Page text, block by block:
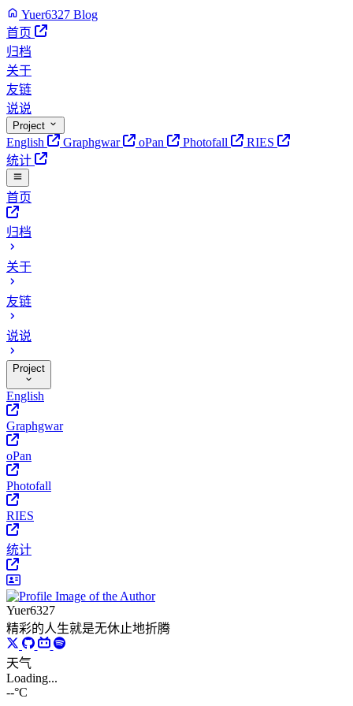
Yuer6327 Blog
首页
归档
关于
友链
说说
Project
English Graphgwar oPan Photofall
RIES
统计
首页
归档
关于
友链
说说
Project
English
Graphgwar
oPan
Photofall
RIES
统计
Yuer6327
精彩的人生就是无休止地折腾
天气
Loading...
--°C